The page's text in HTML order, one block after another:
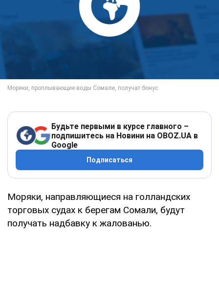
Будьте первыми в курсе главного –
подпишитесь на Новини на OBOZ.UA в
Google
Подписаться
Моряки, направляющиеся на голландских
торговых судах к берегам Сомали, будут
получать надбавку к жалованью.